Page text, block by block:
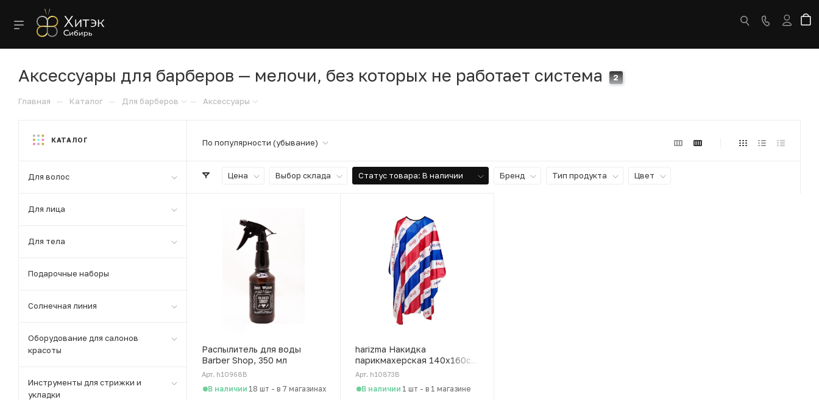
Аксессуары для барберов — мелочи, без которых не работает система 2
Главная — Каталог — Для барберов — Аксессуары
По популярности (убывание)
Цена Выбор склада Статус товара: В наличии Бренд Тип продукта Цвет
Распылитель для воды
Barber Shop, 350 мл
Арт. h10968B
В наличии 18 шт - в 7 магазинах
harizma Накидка
парикмахерская 140х160см
Barber Shop полосы
Арт. h10873B
В наличии 1 шт - в 1 магазине
КАТАЛОГ
Для волос
Для лица
Для тела
Подарочные наборы
Солнечная линия
Оборудование для салонов
красоты
Инструменты для стрижки и
укладки